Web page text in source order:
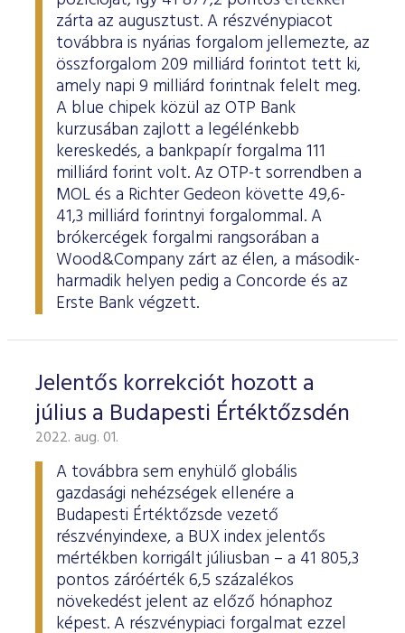
zárta az augusztust. A részvénypiacot
továbbra is nyárias forgalom jellemezte, az
összforgalom 209 milliárd forintot tett ki,
amely napi 9 milliárd forintnak felelt meg.
A blue chipek közül az OTP Bank
kurzusában zajlott a legélénkebb
kereskedés, a bankpapír forgalma 111
milliárd forint volt. Az OTP-t sorrendben a
MOL és a Richter Gedeon követte 49,6-
41,3 milliárd forintnyi forgalommal. A
brókercégek forgalmi rangsorában a
Wood&Company zárt az élen, a második-
harmadik helyen pedig a Concorde és az
Erste Bank végzett.
Jelentős korrekciót hozott a
július a Budapesti Értéktőzsdén
2022. aug. 01.
A továbbra sem enyhülő globális
gazdasági nehézségek ellenére a
Budapesti Értéktőzsde vezető
részvényindexe, a BUX index jelentős
mértékben korrigált júliusban – a 41 805,3
pontos záróérték 6,5 százalékos
növekedést jelent az előző hónaphoz
képest. A részvénypiaci forgalmat ezzel